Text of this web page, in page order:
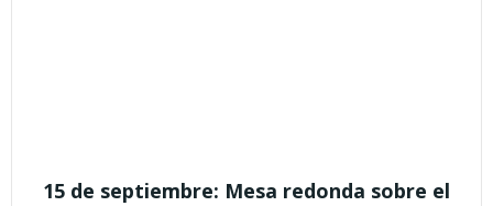
15 de septiembre: Mesa redonda sobre el